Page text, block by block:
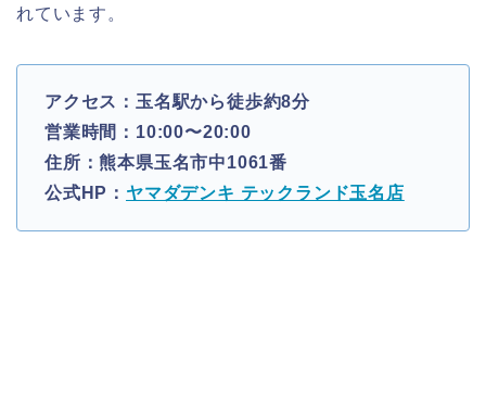
れています。
アクセス：玉名駅から徒歩約8分
営業時間：10:00〜20:00
住所：熊本県玉名市中1061番
公式HP： ヤマダデンキ テックランド玉名店